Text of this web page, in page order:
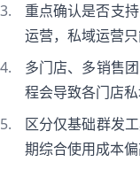
重点确认是否支
运营，私域运营只
多门店、多销售
程会导致各门店
区分仅基础群发
期综合使用成本偏